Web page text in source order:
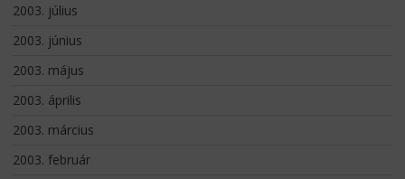
2003. július
2003. június
2003. május
2003. április
2003. március
2003. február